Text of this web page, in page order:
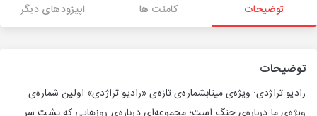
توضیحات کامنت ها اپیزودهای دیگر
توضیحات
رادیو تراژدی: ویژه‌ی مینابشماره‌ی تازه‌ی «رادیو تراژدی» اولین شماره‌ی